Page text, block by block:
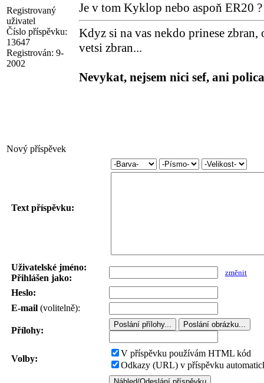
Registrovaný
uživatel
Číslo příspěvku:
13647
Registrován: 9-
2002
Je v tom Kyklop nebo aspoň ER20 ?
Kdyz si na vas nekdo prinese zbran,
vetsi zbran...
Nevykat, nejsem nici sef, ani
Nový příspěvek
Text příspěvku:
Uživatelské jméno:
Přihlášen jako:
změnit
Heslo:
E-mail (volitelně):
Přílohy:
Volby:
V příspěvku používám HTML kód
Odkazy (URL) v příspěvku